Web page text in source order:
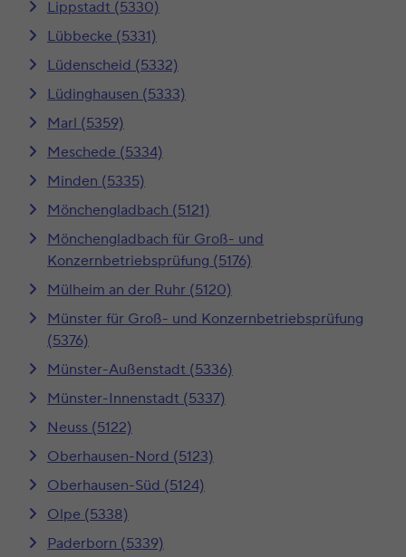
Lippstadt (5330)
Lübbecke (5331)
Lüdenscheid (5332)
Lüdinghausen (5333)
Marl (5359)
Meschede (5334)
Minden (5335)
Mönchengladbach (5121)
Mönchengladbach für Groß- und
Konzernbetriebsprüfung (5176)
Mülheim an der Ruhr (5120)
Münster für Groß- und Konzernbetriebsprüfung
(5376)
Münster-Außenstadt (5336)
Münster-Innenstadt (5337)
Neuss (5122)
Oberhausen-Nord (5123)
Oberhausen-Süd (5124)
Olpe (5338)
Paderborn (5339)